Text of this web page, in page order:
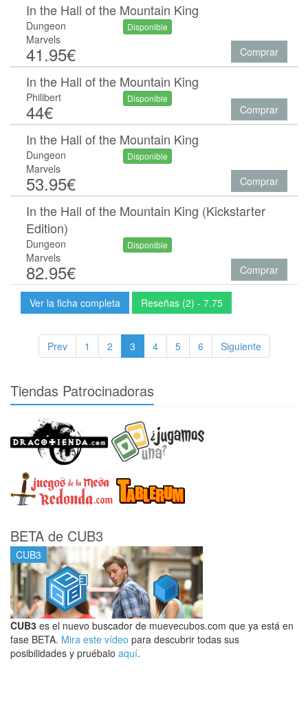
In the Hall of the Mountain King
Dungeon
Marvels
41.95€
Disponible
Comprar
In the Hall of the Mountain King
Philibert
44€
Disponible
Comprar
In the Hall of the Mountain King
Dungeon
Marvels
53.95€
Disponible
Comprar
In the Hall of the Mountain King (Kickstarter
Edition)
Dungeon
Marvels
82.95€
Disponible
Comprar
Ver la ficha completa Reseñas (2) - 7.75
Prev 1 2 3 4 5 6 Siguiente
Tiendas Patrocinadoras
BETA de CUB3
CUB3
CUB3 es el nuevo buscador de muevecubos.com que ya está en
fase BETA. Mira este vídeo para descubrir todas sus
posibilidades y pruébalo aquí.